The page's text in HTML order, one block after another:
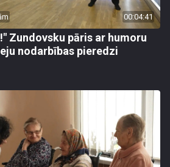
00:04:41
Zundovsku pāris ar humoru
nodarbības pieredzi